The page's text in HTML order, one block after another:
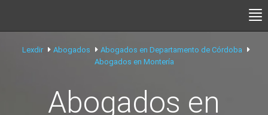
Lexdir Abogados
Abogados en Departamento de Córdoba
Abogados en Montería
Abogados en